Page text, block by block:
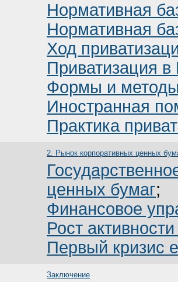
Нормативная
Нормативная
Ход
Приватизация в
Формы и методы
Иностранная
Практика
2. Рынок корпоративных ценных
ценных бумаг;
Финансовое
Рост
Первый кризис
Заключение